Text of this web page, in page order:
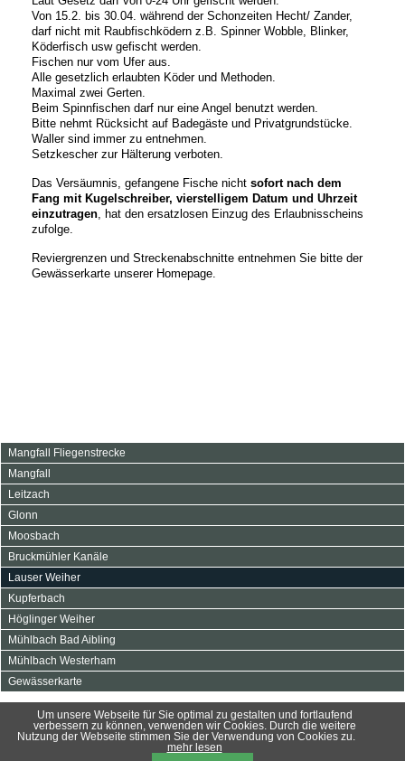
Von 15.2. bis 30.04. während der Schonzeiten Hecht/ Zander,
darf nicht mit Raubfischködern z.B. Spinner Wobble, Blinker,
Köderfisch usw gefischt werden.
Fischen nur vom Ufer aus.
Alle gesetzlich erlaubten Köder und Methoden.
Maximal zwei Gerten.
Beim Spinnfischen darf nur eine Angel benutzt werden.
Bitte nehmt Rücksicht auf Badegäste und Privatgrundstücke.
Waller sind immer zu entnehmen.
Setzkescher zur Hälterung verboten.
Das Versäumnis, gefangene Fische nicht sofort nach dem
Fang mitKugelschreiber, vierstelligem Datum und Uhrzeit
einzutragen, hat den ersatzlosen Einzug des Erlaubnisscheins
zufolge.
Reviergrenzen und Streckenabschnitte entnehmen Sie bitte der
Gewässerkarte unserer Homepage.
Navigation
überspringen
Mangfall Fliegenstrecke
Mangfall
Leitzach
Glonn
Moosbach
Bruckmühler Kanäle
Lauser Weiher
Kupferbach
Höglinger Weiher
Mühlbach Bad Aibling
Mühlbach Westerham
Gewässerkarte
©2026 -KFV Bad Aibling e.V.
Sitemap
Um unsere Webseite für Sie optimal zu gestalten und fortlaufend
verbessern zu können, verwenden wir Cookies. Durch die weitere
Nutzung der Webseite stimmen Sie der Verwendung von Cookies zu.
mehr lesen